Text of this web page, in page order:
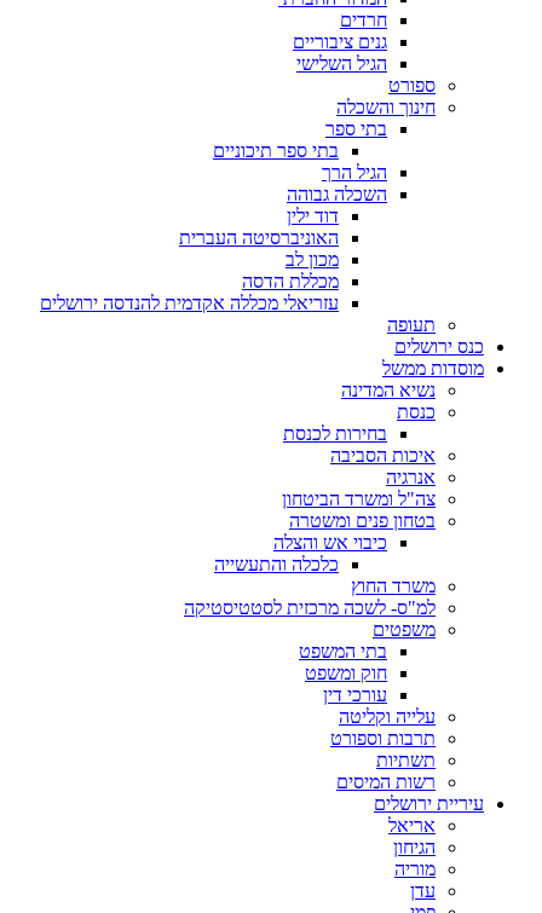
חרדים
גנים ציבוריים
הגיל השלישי
ספורט
חינוך והשכלה
בתי ספר
בתי ספר תיכוניים
הגיל הרך
השכלה גבוהה
דוד ילין
האוניברסיטה העברית
מכון לב
מכללת הדסה
עזריאלי מכללה אקדמית להנדסה ירושלים
תעופה
כנס ירושלים
מוסדות ממשל
נשיא המדינה
כנסת
בחירות לכנסת
איכות הסביבה
אנרגיה
צה"ל ומשרד הביטחון
בטחון פנים ומשטרה
כיבוי אש והצלה
כלכלה והתעשייה
משרד החוץ
למ"ס- לשכה מרכזית לסטטיסטיקה
משפטים
בתי המשפט
חוק ומשפט
עורכי דין
עלייה וקליטה
תרבות וספורט
תשתיות
רשות המיסים
עיריית ירושלים
אריאל
הגיחון
מוריה
עדן